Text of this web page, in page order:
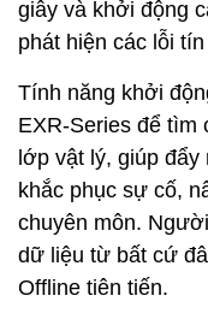
giây và khởi động
phát hiện các lỗi
Tính năng khởi
EXR-Series để tìm
lớp vật lý, giúp
khắc phục sự cố,
chuyên môn.
dữ liệu từ bất cứ
Offline tiên tiến.